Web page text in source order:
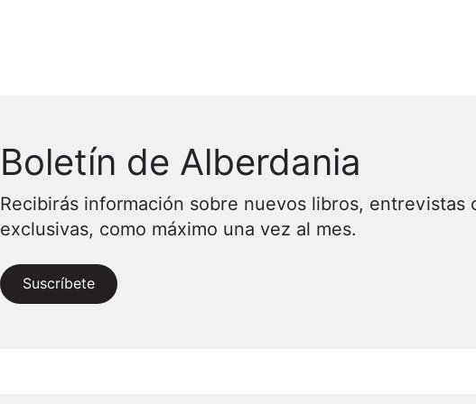
Boletín de Alberdania
Recibirás información sobre nuevos libros, entrevistas
exclusivas, como máximo una vez al mes.
Suscríbete